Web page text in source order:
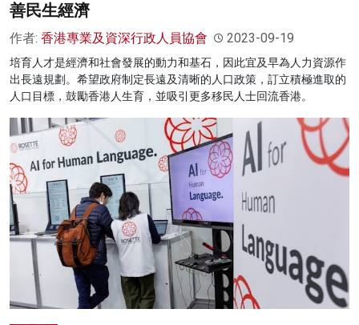
善民生經濟
作者: 香港專業及資深行政人員協會 2023-09-19
培育人才是經濟和社會發展的動力和基石，因此宜及早為人力資源作
出長遠規劃。希望政府制定長遠及清晰的人口政策，訂立積極進取的
人口目標，鼓勵香港人生育，並吸引更多移民人士回流香港。